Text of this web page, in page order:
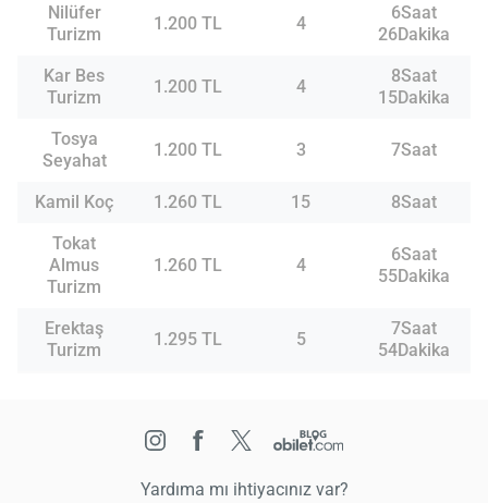
Nilüfer
Turizm
1.200 TL 4
6Saat
26Dakika
Kar Bes
Turizm
1.200 TL 4
8Saat
15Dakika
Tosya
Seyahat
1.200 TL 3 7Saat
Kamil Koç 1.260 TL 15
8Saat
Tokat
Almus
Turizm
1.260 TL 4
6Saat
55Dakika
Erektaş
Turizm
1.295 TL 5
7Saat
54Dakika
Yardıma mı ihtiyacınız var?